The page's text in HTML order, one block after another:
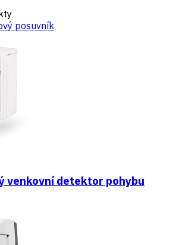
posuvník
venkovní detektor pohybu